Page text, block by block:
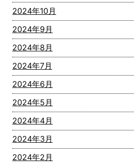
2024年10月
2024年9月
2024年8月
2024年7月
2024年6月
2024年5月
2024年4月
2024年3月
2024年2月